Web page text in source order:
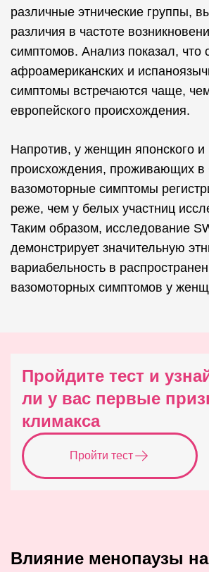
различные этнические группы,
различия в частоте
симптомов. Анализ показал, что
афроамериканских и
симптомы встречаются чаще,
европейского происхождения.
Напротив, у женщин японского и
происхождения, проживающих
вазомоторные симптомы
реже, чем у белых участниц
Таким образом, исследование
демонстрирует значительную
вариабельность в
вазомоторных симптомов у
Пройдите тест и
ли у вас первые
климакса
Пройти тест
Влияние менопаузы